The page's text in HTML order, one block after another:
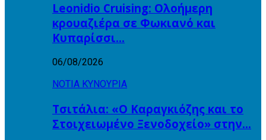
Leonidio Cruising: Ολοήμερη
κρουαζιέρα σε Φωκιανό και
Κυπαρίσσι…
06/08/2026
ΝΟΤΙΑ ΚΥΝΟΥΡΙΑ
Τσιτάλια: «Ο Καραγκιόζης και το
Στοιχειωμένο Ξενοδοχείο» στην…